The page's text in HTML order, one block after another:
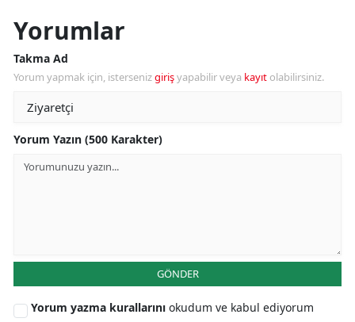
Yorumlar
Takma Ad
Yorum yapmak için, istersenizgirişyapabilir veya kayıt olabilirsiniz.
Yorum Yazın (500 Karakter)
GÖNDER
Yorum yazma kurallarını okudum ve kabul ediyorum